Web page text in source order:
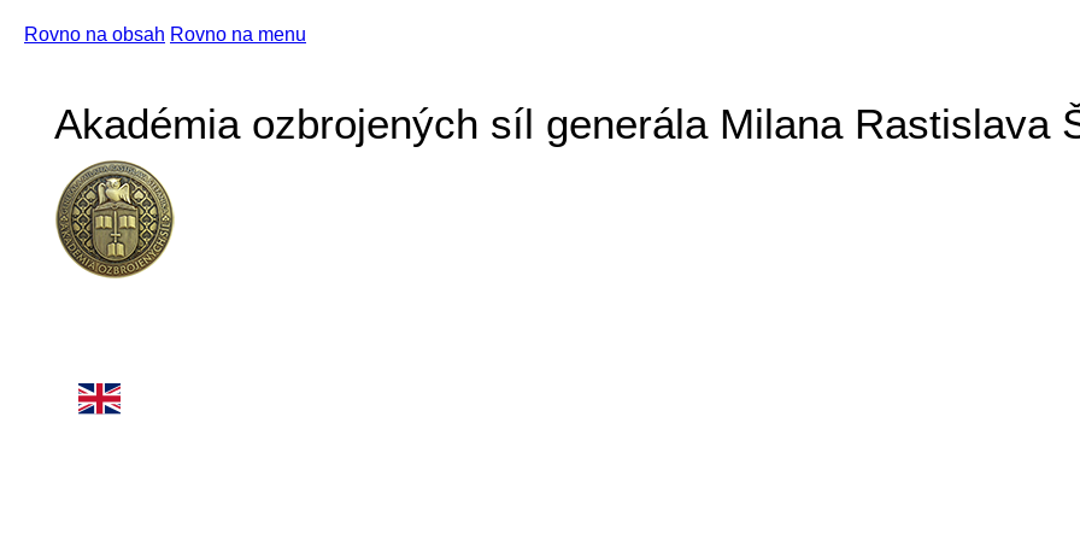
Rovno na obsah Rovno na menu
Akadémia ozbrojených síl generála Milana Rastislava